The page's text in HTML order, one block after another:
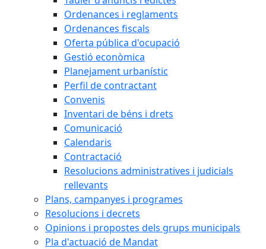
Ordenances i reglaments
Ordenances fiscals
Oferta pública d'ocupació
Gestió econòmica
Planejament urbanístic
Perfil de contractant
Convenis
Inventari de béns i drets
Comunicació
Calendaris
Contractació
Resolucions administratives i judicials
rellevants
Plans, campanyes i programes
Resolucions i decrets
Opinions i propostes dels grups municipals
Pla d'actuació de Mandat